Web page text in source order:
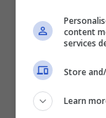
Leggi anche
bambina?E
content
services
Store
Learn